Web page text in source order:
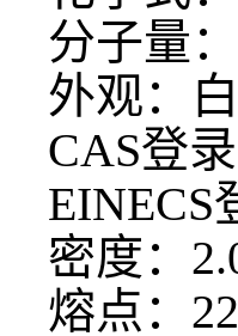
分子量：
外观：
CAS登
EINECS
密度：
熔点：